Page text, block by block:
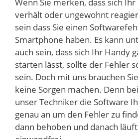
verhält oder ungewohnt
sein dass Sie einen
Smartphone haben. Es kann
auch sein, dass sich Ihr Handy
starten lässt, sollte der Fehler
sein. Doch mit uns brauchen
keine Sorgen machen. Denn
unser Techniker die Software
genau an um den Fehler zu
dann behoben und danach